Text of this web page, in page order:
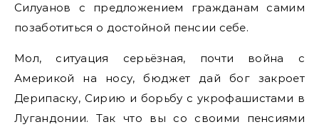
Силуанов с предложением гражданам самим
позаботиться о достойной пенсии себе.
Мол, ситуация серьёзная, почти война с
Америкой на носу, бюджет дай бог закроет
Дерипаску, Сирию и борьбу с укрофашистами в
Лугандонии. Так что вы со своими пенсиями